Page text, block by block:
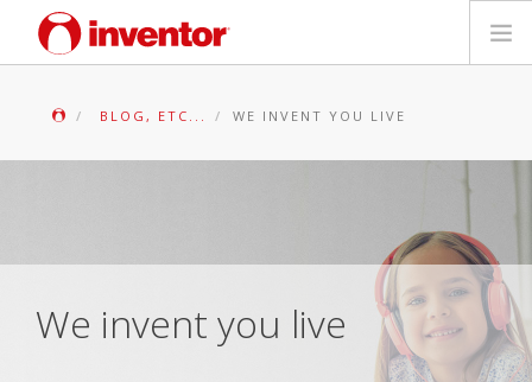
Biblioteca media
BLOG, ETC... WE INVENT YOU LIVE
We invent you live